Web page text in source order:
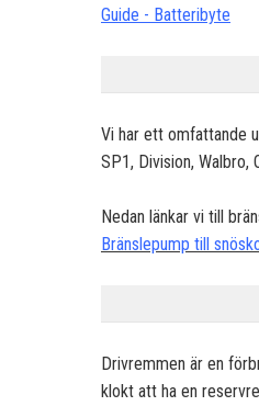
Guide - Batteribyte
Vi har ett omfattande
SP1, Division, Walbro,
Nedan länkar vi till
Bränslepump till
Drivremmen är en
klokt att ha en